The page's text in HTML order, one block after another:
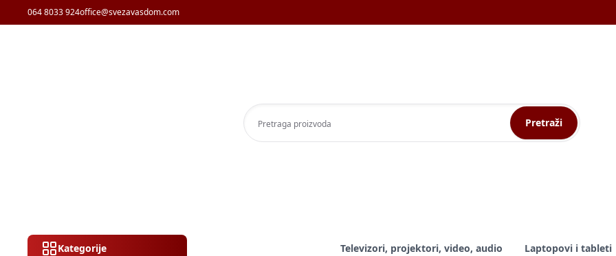
064 8033 924office@svezavasdom.com
Pretraži
Kategorije Televizori, projektori, video, audio Laptopovi i tableti